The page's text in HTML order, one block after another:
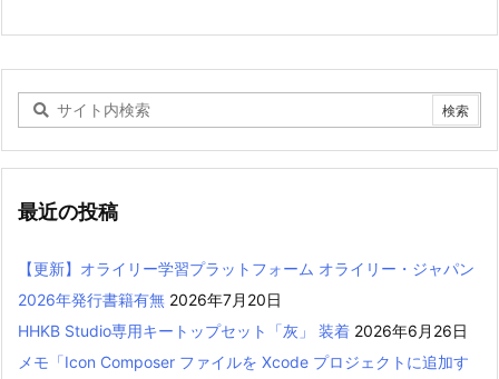
最近の投稿
【更新】オライリー学習プラットフォーム オライリー・ジャパン
2026年発行書籍有無 2026年7月20日
HHKB Studio専用キートップセット「灰」 装着 2026年6月26日
メモ「Icon Composer ファイルを Xcode プロジェクトに追加す